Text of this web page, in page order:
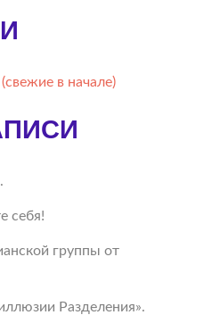
в начале)
себя!
группы от
Разделения».